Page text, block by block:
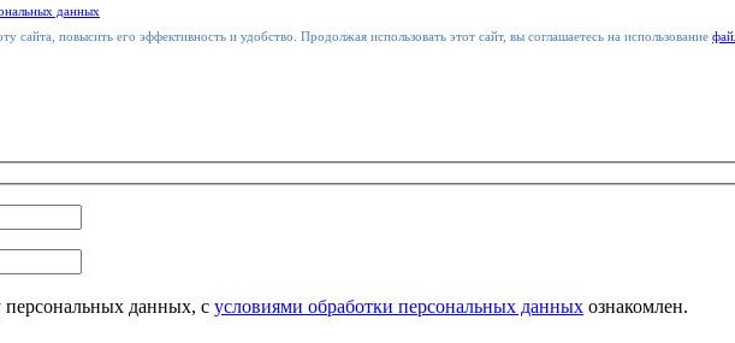
данных
повысить его эффективность и удобство. Продолжая использовать этот сайт, вы соглашаетесь на использование
персональных данных, с условиями обработки персональных данных ознакомлен.